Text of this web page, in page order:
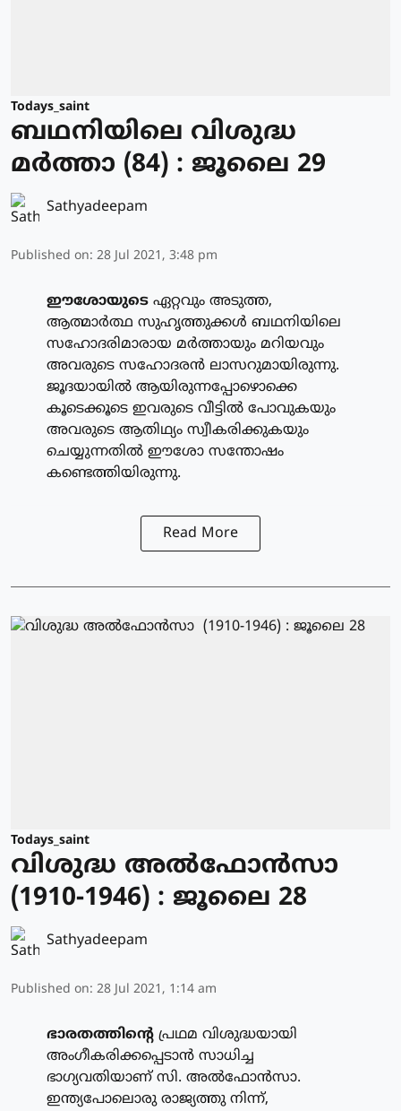
Todays_saint
ബഥനിയിലെ വിശുദ്ധ
മര്‍ത്താ (84) : ജൂലൈ 29
Sathyadeepam
Published on: 28 Jul 2021, 3:48 pm
ഈശോയുടെ ഏറ്റവും അടുത്ത,
ആത്മാര്‍ത്ഥ സുഹൃത്തുക്കള്‍ ബഥനിയിലെ
സഹോദരിമാരായ മര്‍ത്തായും മറിയവും
അവരുടെ സഹോദരന്‍ ലാസറുമായിരുന്നു.
ജൂദയായില്‍ ആയിരുന്നപ്പോഴൊക്കെ
കൂടെക്കൂടെ ഇവരുടെ വീട്ടില്‍ പോവുകയും
അവരുടെ ആതിഥ്യം സ്വീകരിക്കുകയും
ചെയ്യുന്നതില്‍ ഈശോ സന്തോഷം
കണ്ടെത്തിയിരുന്നു.
Read More
Todays_saint
വിശുദ്ധ അല്‍ഫോന്‍സാ
(1910-1946) : ജൂലൈ 28
Sathyadeepam
Published on: 28 Jul 2021, 1:14 am
ഭാരതത്തിന്റെ പ്രഥമ വിശുദ്ധയായി
അംഗീകരിക്കപ്പെടാന്‍ സാധിച്ച
ഭാഗ്യവതിയാണ് സി. അല്‍ഫോന്‍സാ.
ഇന്ത്യപോലൊരു രാജ്യത്തു നിന്ന്,